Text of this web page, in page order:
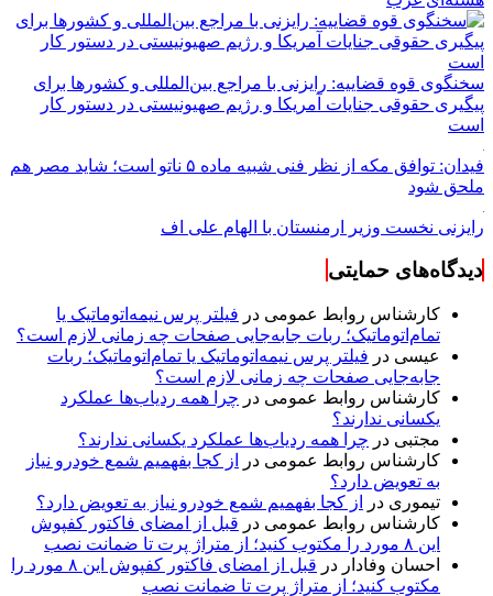
سخنگوی قوه قضاییه: رایزنی‌ با مراجع بین‌المللی و کشور‌ها برای
پیگیری حقوقی جنایات آمریکا و رژیم صهیونیستی در دستور کار
است
فیدان: توافق مکه از نظر فنی شبیه ماده ۵ ناتو است؛ شاید مصر هم
ملحق شود
رایزنی نخست وزیر ارمنستان با الهام علی اف
دیدگاه‌های حمایتی
کارشناس روابط عمومی در فیلتر پرس نیمه‌اتوماتیک یا
تمام‌اتوماتیک؛ ربات جابه‌جایی صفحات چه زمانی لازم است؟
عیسی در فیلتر پرس نیمه‌اتوماتیک یا تمام‌اتوماتیک؛ ربات
جابه‌جایی صفحات چه زمانی لازم است؟
کارشناس روابط عمومی در چرا همه ردیاب‌ها عملکرد
یکسانی ندارند؟
مجتبی در چرا همه ردیاب‌ها عملکرد یکسانی ندارند؟
کارشناس روابط عمومی در
از کجا بفهمیم شمع خودرو نیاز
به تعویض دارد؟
تیموری در
از کجا بفهمیم شمع خودرو نیاز به تعویض دارد؟
کارشناس روابط عمومی در قبل از امضای فاکتور کفپوش
این ۸ مورد را مکتوب کنید؛ از متراژ پرت تا ضمانت نصب
احسان وفادار در
قبل از امضای فاکتور کفپوش این ۸ مورد را
مکتوب کنید؛ از متراژ پرت تا ضمانت نصب